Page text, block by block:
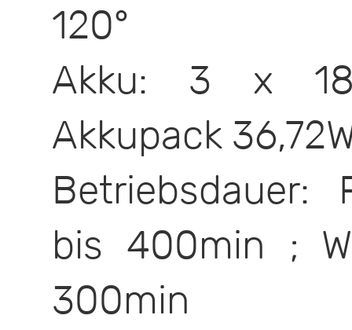
120°
Akku: 3 x
Akkupack
Betriebsdauer:
bis 400min ;
300min